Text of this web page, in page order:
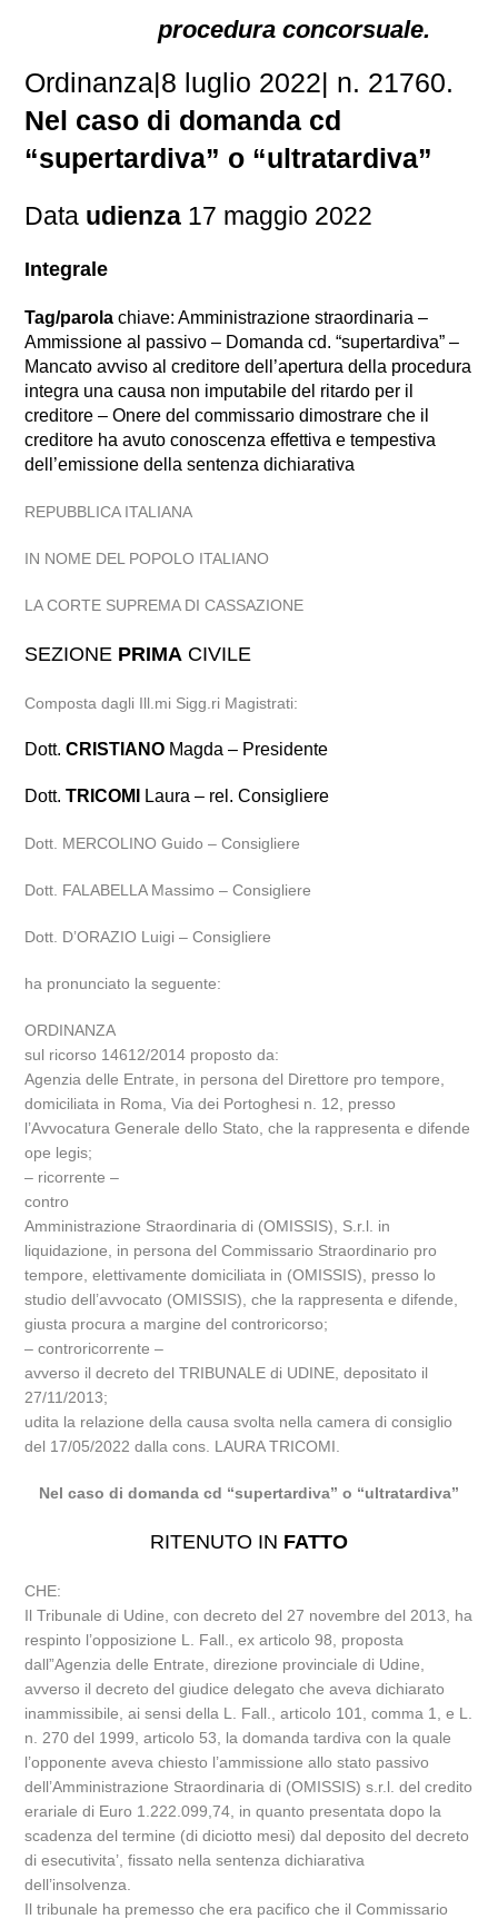
procedura concorsuale.
Ordinanza|8 luglio 2022| n. 21760.
Nel caso di domanda cd
“supertardiva” o “ultratardiva”
Data udienza 17 maggio 2022
Integrale
Tag/parola chiave: Amministrazione straordinaria –
Ammissione al passivo – Domanda cd. “supertardiva” –
Mancato avviso al creditore dell’apertura della procedura
integra una causa non imputabile del ritardo per il
creditore – Onere del commissario dimostrare che il
creditore ha avuto conoscenza effettiva e tempestiva
dell’emissione della sentenza dichiarativa
REPUBBLICA ITALIANA
IN NOME DEL POPOLO ITALIANO
LA CORTE SUPREMA DI CASSAZIONE
SEZIONE PRIMA CIVILE
Composta dagli Ill.mi Sigg.ri Magistrati:
Dott.CRISTIANO Magda – Presidente
Dott.TRICOMI Laura – rel. Consigliere
Dott. MERCOLINO Guido – Consigliere
Dott. FALABELLA Massimo – Consigliere
Dott. D’ORAZIO Luigi – Consigliere
ha pronunciato la seguente:
ORDINANZA
sul ricorso 14612/2014 proposto da:
Agenzia delle Entrate, in persona del Direttore pro tempore,
domiciliata in Roma, Via dei Portoghesi n. 12, presso
l’Avvocatura Generale dello Stato, che la rappresenta e difende
ope legis;
– ricorrente –
contro
Amministrazione Straordinaria di (OMISSIS), S.r.l. in
liquidazione, in persona del Commissario Straordinario pro
tempore, elettivamente domiciliata in (OMISSIS), presso lo
studio dell’avvocato (OMISSIS), che la rappresenta e difende,
giusta procura a margine del controricorso;
– controricorrente –
avverso il decreto del TRIBUNALE di UDINE, depositato il
27/11/2013;
udita la relazione della causa svolta nella camera di consiglio
del 17/05/2022 dalla cons. LAURA TRICOMI.
Nel caso di domanda cd “supertardiva” o “ultratardiva”
RITENUTO IN FATTO
CHE:
Il Tribunale di Udine, con decreto del 27 novembre del 2013, ha
respinto l’opposizione L. Fall., ex articolo 98, proposta
dall”Agenzia delle Entrate, direzione provinciale di Udine,
avverso il decreto del giudice delegato che aveva dichiarato
inammissibile, ai sensi della L. Fall., articolo 101, comma 1, e L.
n. 270 del 1999, articolo 53, la domanda tardiva con la quale
l’opponente aveva chiesto l’ammissione allo stato passivo
dell’Amministrazione Straordinaria di (OMISSIS) s.r.l. del credito
erariale di Euro 1.222.099,74, in quanto presentata dopo la
scadenza del termine (di diciotto mesi) dal deposito del decreto
di esecutivita’, fissato nella sentenza dichiarativa
dell’insolvenza.
Il tribunale ha premesso che era pacifico che il Commissario